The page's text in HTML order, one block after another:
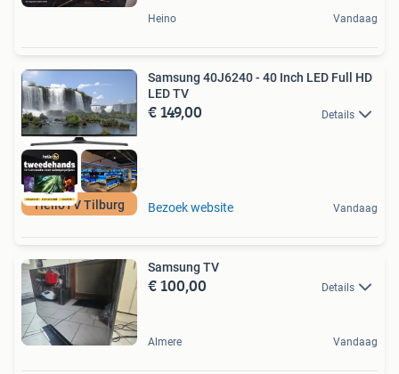
Heino Vandaag
HelloTV Tilburg
Samsung 40J6240 - 40 Inch LED Full HD
LED TV
€ 149,00 Details
Bezoek website Vandaag
Samsung TV
€ 100,00 Details
Almere Vandaag